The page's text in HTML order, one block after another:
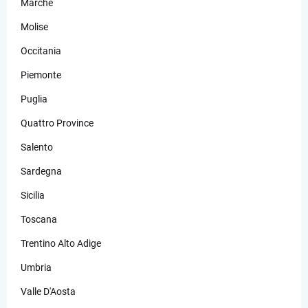
Marche
Molise
Occitania
Piemonte
Puglia
Quattro Province
Salento
Sardegna
Sicilia
Toscana
Trentino Alto Adige
Umbria
Valle D'Aosta